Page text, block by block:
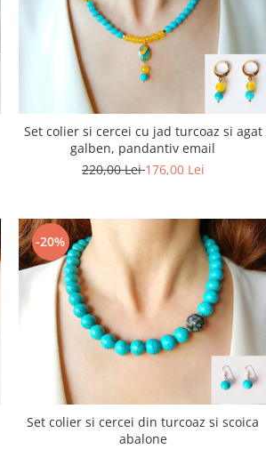
Set colier si cercei cu jad turcoaz si agat
galben, pandantiv email
220,00 Lei176,00 Lei
-20%
Set colier si cercei din turcoaz si scoica
abalone